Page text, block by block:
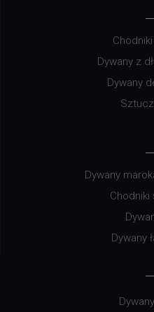
Dywany z
Dywany
Dywany
Chodniki
Dywany